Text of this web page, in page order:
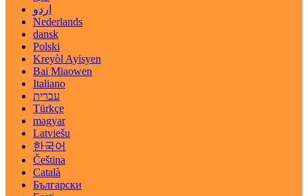
اردو
Nederlands
dansk
Polski
Kreyòl Ayisyen
Bai Miaowen
Italiano
עברית
Türkçe
magyar
Latviešu
한국어
Čeština
Català
Български